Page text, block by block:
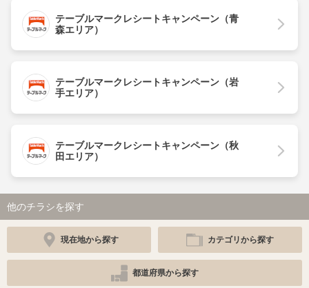
テーブルマークレシートキャンペーン（青
森エリア）
テーブルマークレシートキャンペーン（岩
手エリア）
テーブルマークレシートキャンペーン（秋
田エリア）
他のチラシを探す
現在地から探す カテゴリから探す
都道府県から探す